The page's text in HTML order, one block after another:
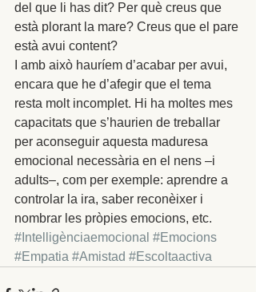
del que li has dit? Per què creus que
està plorant la mare? Creus que el pare
està avui content?
I amb això hauríem d’acabar per avui,
encara que he d’afegir que el tema
resta molt incomplet. Hi ha moltes mes
capacitats que s’haurien de treballar
per aconseguir aquesta maduresa
emocional necessària en el nens –i
adults–, com per exemple: aprendre a
controlar la ira, saber reconèixer i
nombrar les pròpies emocions, etc.
#Intelligènciaemocional #Emocions
#Empatia #Amistad #Escoltaactiva